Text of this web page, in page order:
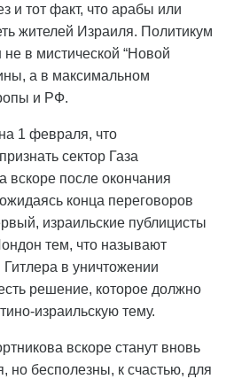
и тот факт, что арабы или
жителей Израиля. Политикум
в мистической “Новой
а в максимальном
и РФ.
1 февраля, что
сектор Газа
вскоре после окончания
конца переговоров
израильские публицисты
тем, что называют
в уничтожении
решение, которое должно
израильскую тему.
вскоре станут вновь
но бесполезны, к счастью, для